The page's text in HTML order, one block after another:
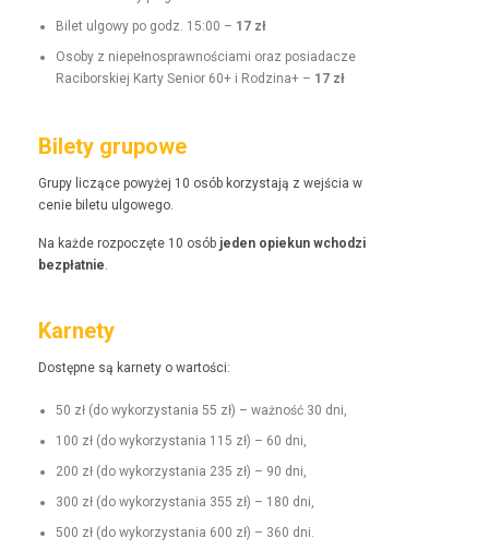
Bilet ulgo­wy po godz. 15:00 – 17 zł
Oso­by z niepełnosprawnoś­ci­a­mi oraz posi­adacze
Raci­borskiej Kar­ty Senior 60+ i Rodz­i­na+ – 17 zł
Bilety grupowe
Grupy liczące powyżej 10 osób korzys­ta­ją z wejś­cia w
cenie bile­tu ulgowego.
Na każde rozpoczęte 10 osób jeden opiekun wchodzi
bezpłat­nie.
Karnety
Dostęp­ne są kar­ne­ty o wartości:
50 zł (do wyko­rzys­ta­nia 55 zł) – ważność 30 dni,
100 zł (do wyko­rzys­ta­nia 115 zł) – 60 dni,
200 zł (do wyko­rzys­ta­nia 235 zł) – 90 dni,
300 zł (do wyko­rzys­ta­nia 355 zł) – 180 dni,
500 zł (do wyko­rzys­ta­nia 600 zł) – 360 dni.